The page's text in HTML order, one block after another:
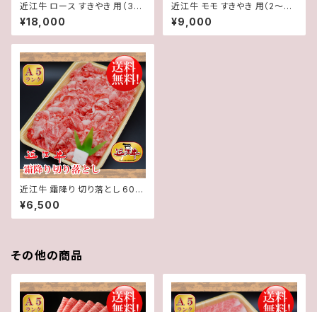
近江牛 ロース すきやき 用（3～
4人前）600g【 冷蔵 】 A５ 「 認
定 」近江牛☆すきやきのわりし
た付き☆★ 送料無料 ★※一部
¥18,000
近江牛 モモ すきやき 用（2～3
人前）500g【 冷蔵 】 A５ 「 認定
」近江牛☆すきやきのわりした付
き☆★ 送料無料 ★※一部地域
¥9,000
近江牛 霜降り 切り落とし 600
g【 冷蔵 】 A５ 「 認定 」近江牛
★ 送料無料 ★※一部地域を除
く
¥6,500
その他の商品